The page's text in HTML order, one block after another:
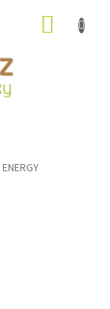
ENERGY